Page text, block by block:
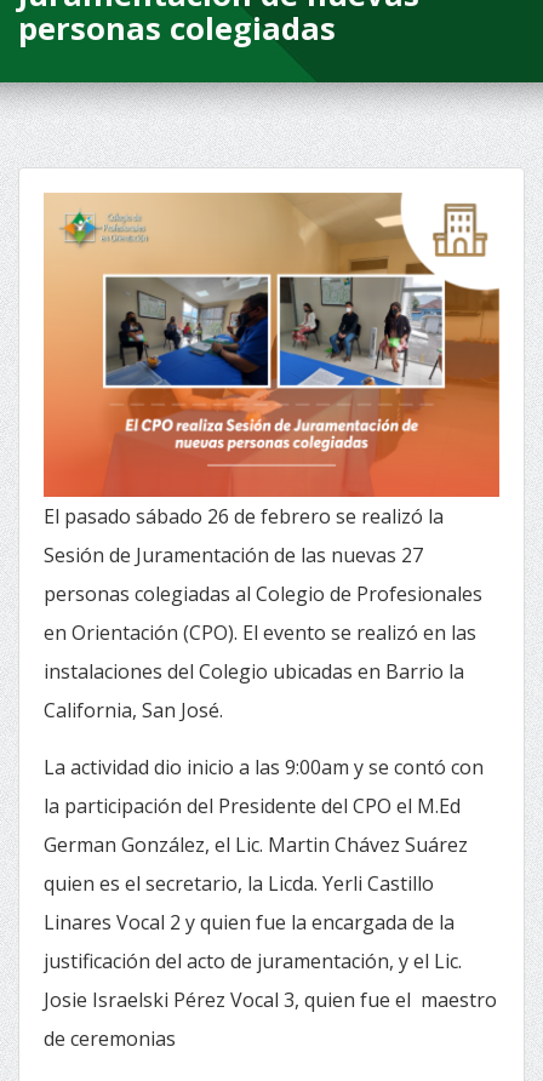
personas colegiadas
El pasado sábado 26 de febrero se realizó la
Sesión de Juramentación de las nuevas 27
personas colegiadas al Colegio de Profesionales
en Orientación (CPO). El evento se realizó en las
instalaciones del Colegio ubicadas en Barrio la
California, San José.
La actividad dio inicio a las 9:00am y se contó con
la participación del Presidente del CPO el M.Ed
German González, el Lic. Martin Chávez Suárez
quien es el secretario, la Licda. Yerli Castillo
Linares Vocal 2 y quien fue la encargada de la
justificación del acto de juramentación, y el Lic.
Josie Israelski Pérez Vocal 3, quien fue el maestro
de ceremonias